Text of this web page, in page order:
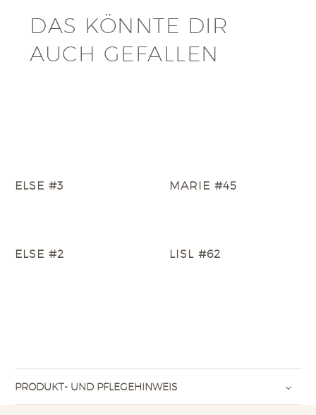
DAS KÖNNTE DIR
AUCH GEFALLEN
ELSE #3 MARIE #45
ELSE #2 LISL #62
PRODUKT- UND PFLEGEHINWEIS